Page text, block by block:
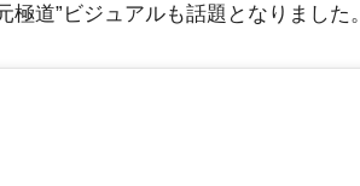
道”ビジュアルも話題となりました。